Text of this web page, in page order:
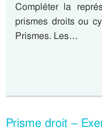
Compléter la
prismes droits ou
Prismes. Les…
Prisme droit –